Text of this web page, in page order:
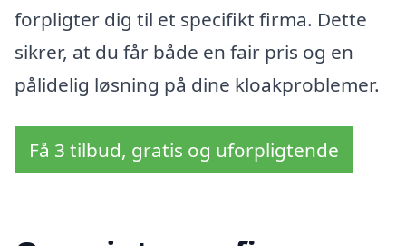
forpligter dig til et specifikt firma. Dette
sikrer, at du får både en fair pris og en
pålidelig løsning på dine kloakproblemer.
Få 3 tilbud, gratis og uforpligtende